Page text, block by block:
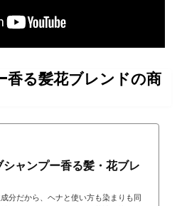
香る髪花ブレンドの商
シャンプー香る髪・花ブレ
分だから、ヘナと使い方も染まりも同